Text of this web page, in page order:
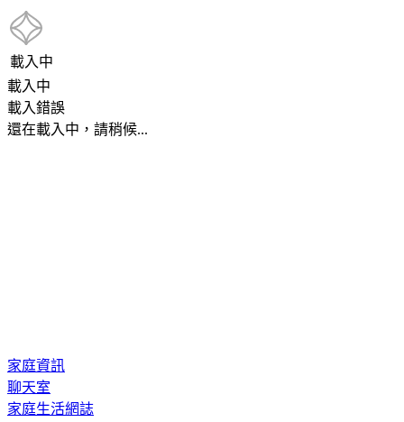
載入中
載入中
載入錯誤
還在載入中，請稍候...
家庭資訊
聊天室
家庭生活網誌